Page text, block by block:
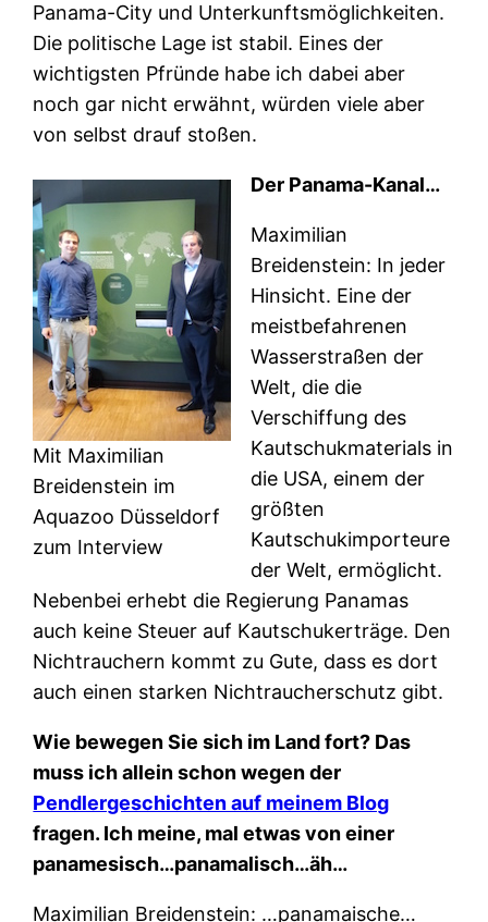
Panama-City und Unterkunftsmöglichkeiten.
Die politische Lage ist stabil. Eines der
wichtigsten Pfründe habe ich dabei aber
noch gar nicht erwähnt, würden viele aber
von selbst drauf stoßen.
Mit Maximilian
Breidenstein im
Aquazoo Düsseldorf
zum Interview
Der Panama-Kanal…
Maximilian
Breidenstein: In jeder
Hinsicht. Eine der
meistbefahrenen
Wasserstraßen der
Welt, die die
Verschiffung des
Kautschukmaterials in
die USA, einem der
größten
Kautschukimporteure
der Welt, ermöglicht.
Nebenbei erhebt die Regierung Panamas
auch keine Steuer auf Kautschukerträge. Den
Nichtrauchern kommt zu Gute, dass es dort
auch einen starken Nichtraucherschutz gibt.
Wie bewegen Sie sich im Land fort? Das
muss ich allein schon wegen der
Pendlergeschichten auf meinem Blog
fragen. Ich meine, mal etwas von einer
panamesisch…panamalisch…äh…
Maximilian Breidenstein: …panamaische…